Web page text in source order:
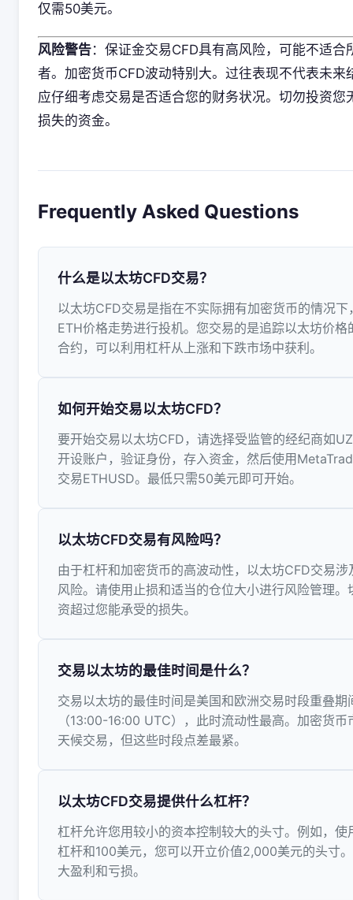
仅需50美元。
风险警告：保证金交易CFD具有高风险，可能不适合
者。加密货币CFD波动特别大。过往表现不代表未来
应仔细考虑交易是否适合您的财务状况。切勿投资您
损失的资金。
Frequently Asked Questions
什么是以太坊CFD交易？
以太坊CFD交易是指在不实际拥有加密货币的情况下
ETH价格走势进行投机。您交易的是追踪以太坊价格
合约，可以利用杠杆从上涨和下跌市场中获利。
如何开始交易以太坊CFD？
要开始交易以太坊CFD，请选择受监管的经纪商如
开设账户，验证身份，存入资金，然后使用
交易ETHUSD。最低只需50美元即可开始。
以太坊CFD交易有风险吗？
由于杠杆和加密货币的高波动性，以太坊CFD交易涉
风险。请使用止损和适当的仓位大小进行风险管理。
资超过您能承受的损失。
交易以太坊的最佳时间是什么？
交易以太坊的最佳时间是美国和欧洲交易时段重叠期
（13:00-16:00 UTC），此时流动性最高。加密货币
天候交易，但这些时段点差最紧。
以太坊CFD交易提供什么杠杆？
杠杆允许您用较小的资本控制较大的头寸。例如，使
杠杆和100美元，您可以开立价值2,000美元的头寸
大盈利和亏损。